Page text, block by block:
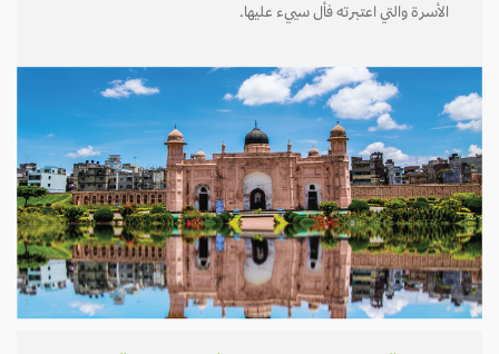
الأسرة والتي اعتبرته فأل سييء عليها.